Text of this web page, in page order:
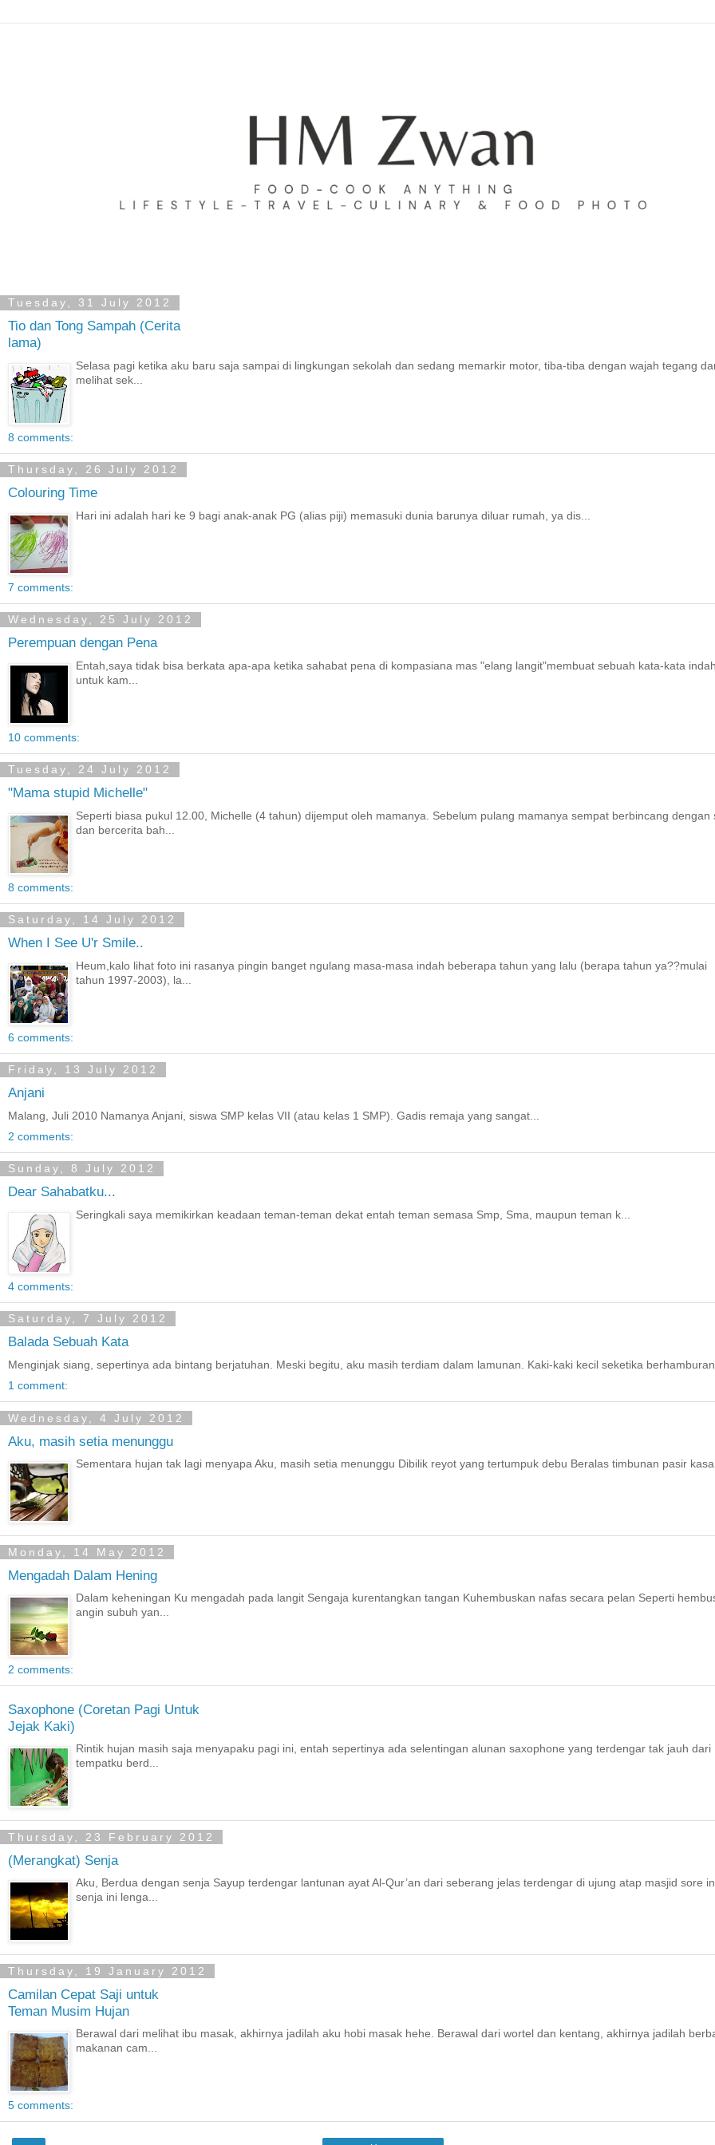
Tuesday, 31 July 2012
Tio dan Tong Sampah (Cerita
lama)
Selasa pagi ketika aku baru saja sampai di lingkungan sekolah dan sedang memarkir motor, tiba-tiba dengan wajah tegang
melihat sek...
8 comments:
Thursday, 26 July 2012
Colouring Time
Hari ini adalah hari ke 9 bagi anak-anak PG (alias piji) memasuki dunia barunya diluar rumah, ya dis...
7 comments:
Wednesday, 25 July 2012
Perempuan dengan Pena
Entah,saya tidak bisa berkata apa-apa ketika sahabat pena di kompasiana mas "elang langit"membuat sebuah kata-kata indah
untuk kam...
10 comments:
Tuesday, 24 July 2012
"Mama stupid Michelle"
Seperti biasa pukul 12.00, Michelle (4 tahun) dijemput oleh mamanya. Sebelum pulang mamanya sempat berbincang dengan
dan bercerita bah...
8 comments:
Saturday, 14 July 2012
When I See U'r Smile..
Heum,kalo lihat foto ini rasanya pingin banget ngulang masa-masa indah beberapa tahun yang lalu (berapa tahun ya??mulai
tahun 1997-2003), la...
6 comments:
Friday, 13 July 2012
Anjani
Malang, Juli 2010 Namanya Anjani, siswa SMP kelas VII (atau kelas 1 SMP). Gadis remaja yang sangat...
2 comments:
Sunday, 8 July 2012
Dear Sahabatku...
Seringkali saya memikirkan keadaan teman-teman dekat entah teman semasa Smp, Sma, maupun teman k...
4 comments:
Saturday, 7 July 2012
Balada Sebuah Kata
Menginjak siang, sepertinya ada bintang berjatuhan. Meski begitu, aku masih terdiam dalam lamunan. Kaki-kaki kecil seketika berhamburan
1 comment:
Wednesday, 4 July 2012
Aku, masih setia menunggu
Sementara hujan tak lagi menyapa Aku, masih setia menunggu Dibilik reyot yang tertumpuk debu Beralas timbunan pasir
Monday, 14 May 2012
Mengadah Dalam Hening
Dalam keheningan Ku mengadah pada langit Sengaja kurentangkan tangan Kuhembuskan nafas secara pelan Seperti
angin subuh yan...
2 comments:
Saxophone (Coretan Pagi Untuk
Jejak Kaki)
Rintik hujan masih saja menyapaku pagi ini, entah sepertinya ada selentingan alunan saxophone yang terdengar tak jauh dari
tempatku berd...
Thursday, 23 February 2012
(Merangkat) Senja
Aku, Berdua dengan senja Sayup terdengar lantunan ayat Al-Qur’an dari seberang jelas terdengar di ujung atap masjid sore
senja ini lenga...
Thursday, 19 January 2012
Camilan Cepat Saji untuk
Teman Musim Hujan
Berawal dari melihat ibu masak, akhirnya jadilah aku hobi masak hehe. Berawal dari wortel dan kentang, akhirnya jadilah
makanan cam...
5 comments: